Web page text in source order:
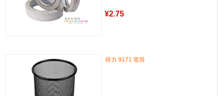
¥2.75
得力 9171 笔筒